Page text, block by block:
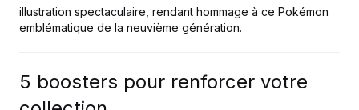
illustration spectaculaire, rendant hommage à ce Pokémon
emblématique de la neuvième génération.
5 boosters pour renforcer votre